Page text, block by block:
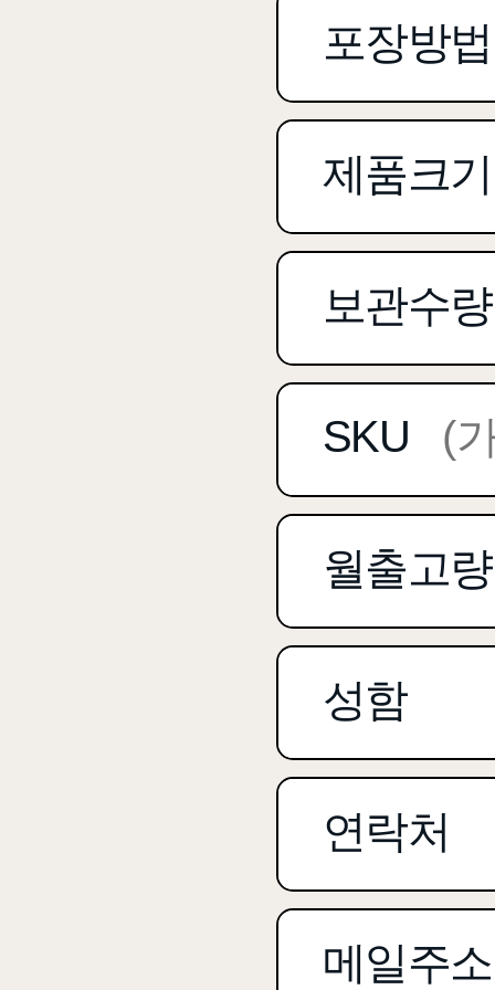
포장방법
제품크기
보관수량
SKU
월출고량
성함
연락처
메일주소